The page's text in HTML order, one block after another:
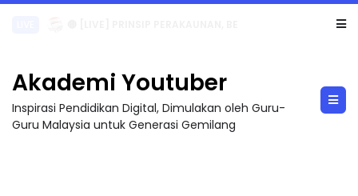
Akademi Youtuber
Inspirasi Pendidikan Digital, Dimulakan oleh Guru-
Guru Malaysia untuk Generasi Gemilang